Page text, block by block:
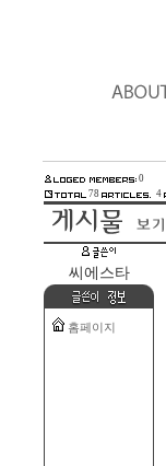
0
78
4
씨에스타
홈페이지